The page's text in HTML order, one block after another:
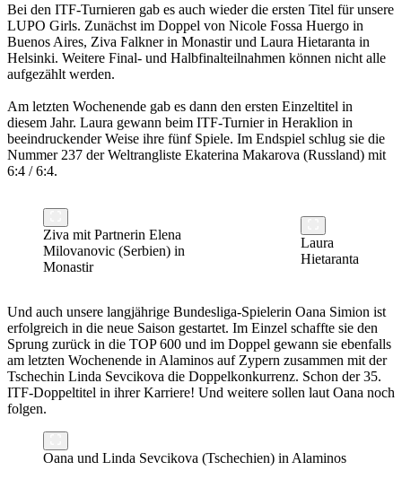
Bei den ITF-Turnieren gab es auch wieder die ersten Titel für unsere
LUPO Girls. Zunächst im Doppel von Nicole Fossa Huergo in
Buenos Aires, Ziva Falkner in Monastir und Laura Hietaranta in
Helsinki. Weitere Final- und Halbfinalteilnahmen können nicht alle
aufgezählt werden.
Am letzten Wochenende gab es dann den ersten Einzeltitel in
diesem Jahr. Laura gewann beim ITF-Turnier in Heraklion in
beeindruckender Weise ihre fünf Spiele. Im Endspiel schlug sie die
Nummer 237 der Weltrangliste Ekaterina Makarova (Russland) mit
6:4 / 6:4.
Ziva mit Partnerin Elena
Milovanovic (Serbien) in
Monastir
Laura
Hietaranta
Und auch unsere langjährige Bundesliga-Spielerin Oana Simion ist
erfolgreich in die neue Saison gestartet. Im Einzel schaffte sie den
Sprung zurück in die TOP 600 und im Doppel gewann sie ebenfalls
am letzten Wochenende in Alaminos auf Zypern zusammen mit der
Tschechin Linda Sevcikova die Doppelkonkurrenz. Schon der 35.
ITF-Doppeltitel in ihrer Karriere! Und weitere sollen laut Oana noch
folgen.
Oana und Linda Sevcikova (Tschechien) in Alaminos